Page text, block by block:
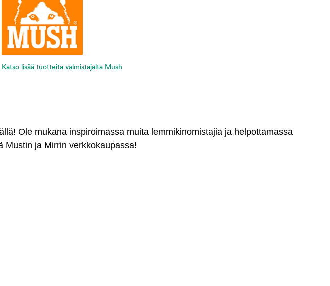
Katso lisää tuotteita valmistajalta Mush
Ole mukana inspiroimassa muita lemmikinomistajia ja helpottamassa
Mustin ja Mirrin verkkokaupassa!